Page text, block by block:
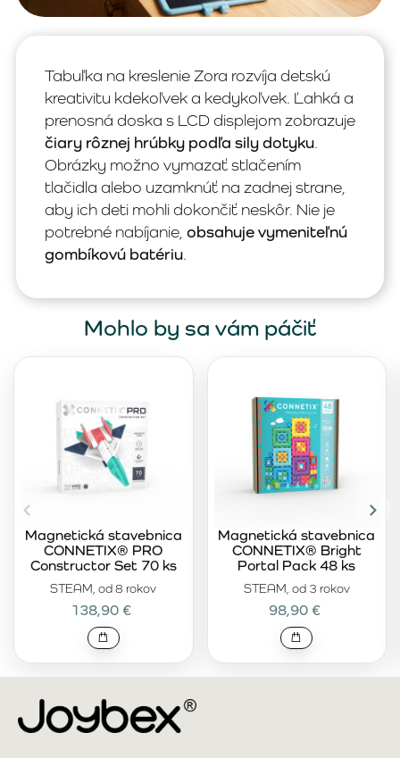
Tabuľka na kreslenie Zora rozvíja detskú
kreativitu kdekoľvek a kedykoľvek. Ľahká a
prenosná doska s LCD displejom zobrazuje
čiary rôznej hrúbky podľa sily dotyku.
Obrázky možno vymazať stlačením
tlačidla alebo uzamknúť na zadnej strane,
aby ich deti mohli dokončiť neskôr. Nie je
potrebné nabíjanie, obsahuje vymeniteľnú
gombíkovú batériu.
Mohlo by sa vám páčiť
STEAM, od 8 rokov
Magnetická stavebnica
CONNETIX® PRO
Constructor Set 70 ks
138,90 €
STEAM, od 3 rokov
Magnetická stavebnica
CONNETIX® Bright
Portal Pack 48 ks
98,90 €